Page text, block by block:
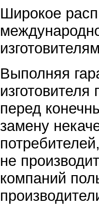
Широкое
Выполняя
перед
замену
не
компаний